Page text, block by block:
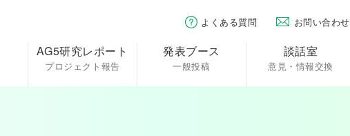
よくある質問 お問い合わせ
AG5研究レポート
プロジェクト報告
発表ブース
一般投稿
談話室
意見・情報交換